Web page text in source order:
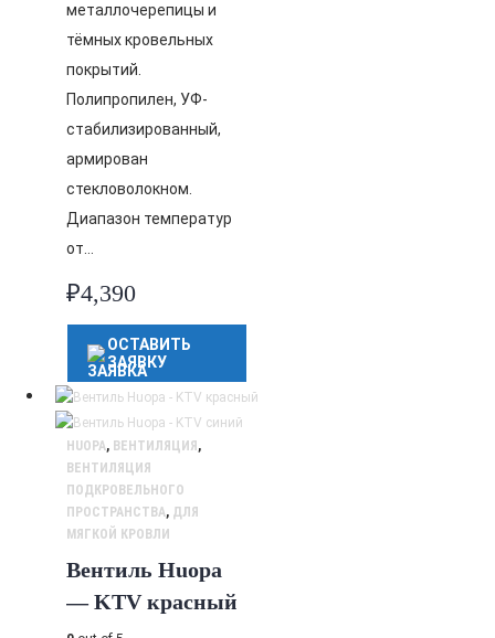
металлочерепицы и
тёмных кровельных
покрытий.
Полипропилен, УФ-
стабилизированный,
армирован
стекловолокном.
Диапазон температур
от…
₽4,390
ОСТАВИТЬ
ЗАЯВКУ
HUOPA, ВЕНТИЛЯЦИЯ ,
ВЕНТИЛЯЦИЯ
ПОДКРОВЕЛЬНОГО
ПРОСТРАНСТВА, ДЛЯ
МЯГКОЙ КРОВЛИ
Вентиль Huopa
— KTV красный